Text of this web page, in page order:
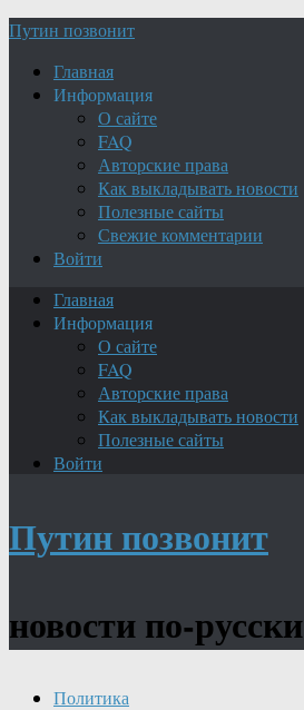
Путин позвонит
Главная
Информация
О сайте
FAQ
Авторские права
Как выкладывать новости
Полезные сайты
Свежие комментарии
Войти
Главная
Информация
О сайте
FAQ
Авторские права
Как выкладывать новости
Полезные сайты
Войти
Путин позвонит
новости по-русски
Политика